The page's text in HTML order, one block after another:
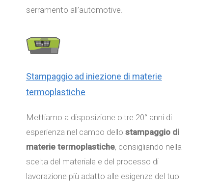
serramento all’automotive.
Stampaggio ad iniezione di materie
termoplastiche
Mettiamo a disposizione oltre 20° anni di
esperienza nel campo dello stampaggio di
materie termoplastiche, consigliando nella
scelta del materiale e del processo di
lavorazione più adatto alle esigenze del tuo